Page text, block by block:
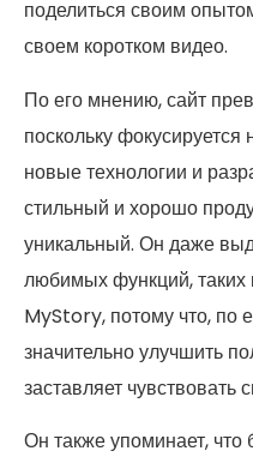
поделиться своим
своем коротком видео.
По его мнению, сайт
поскольку фокусируется
новые технологии и
стильный и хорошо
уникальный. Он даже
любимых функций, таких
MyStory, потому что, по
значительно улучшить
заставляет чувствовать
Он также упоминает,